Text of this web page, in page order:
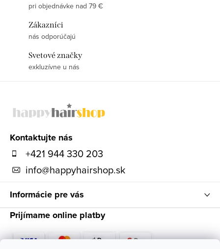
pri objednávke nad 79 €
Zákazníci
nás odporúčajú
Svetové značky
exkluzívne u nás
Kontaktujte nás
+421 944 330 203
info@happyhairshop.sk
Informácie pre vás
Prijímame online platby